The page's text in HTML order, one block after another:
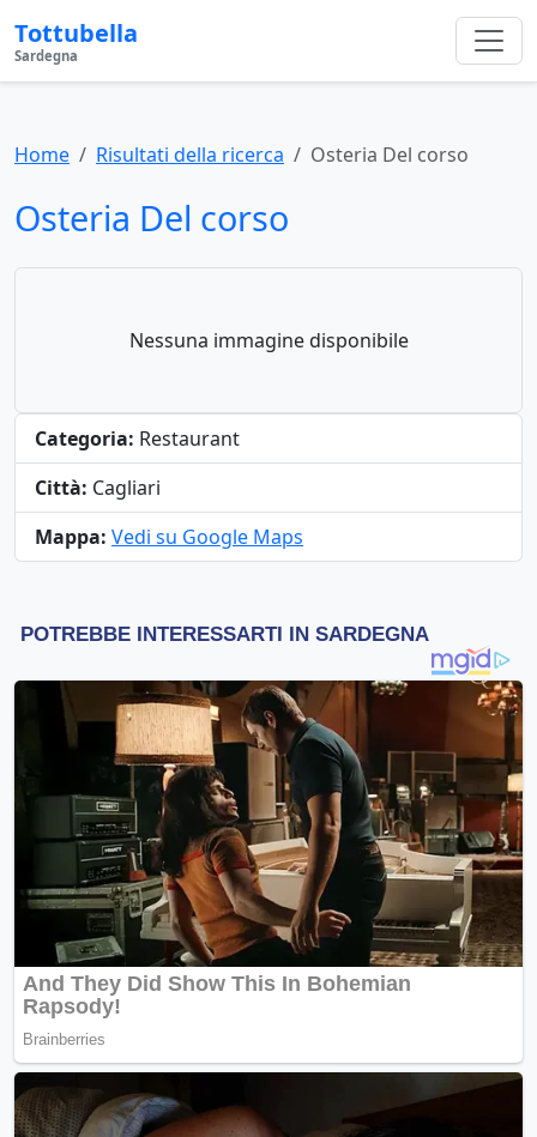
Tottubella
Sardegna
Home Risultati della ricerca Osteria Del corso
Osteria Del corso
Nessuna immagine disponibile
Categoria: Restaurant
Città: Cagliari
Mappa: Vedi su Google Maps